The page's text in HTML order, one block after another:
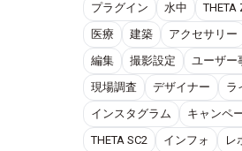
プラグイン
水中 THETA
医療
建築 アクセサリー
編集
撮影設定 ユーザー
現場調査
デザイナー
ラ
インスタグラム
キャンペ
THETA SC2
インフォ レ